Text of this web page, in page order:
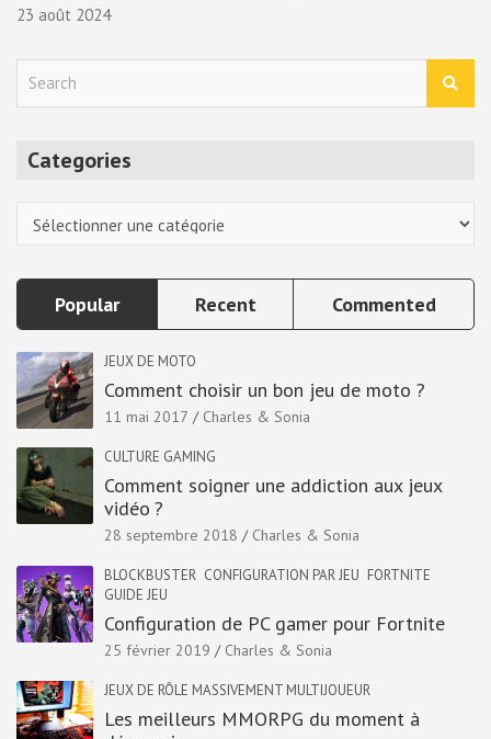
23 août 2024
Categories
Popular Recent Commented
JEUX DE MOTO
Comment choisir un bon jeu de moto ?
11 mai 2017 Charles & Sonia
CULTURE GAMING
Comment soigner une addiction aux jeux
vidéo ?
28 septembre 2018 Charles & Sonia
BLOCKBUSTER CONFIGURATION PAR JEU FORTNITE
GUIDE JEU
Configuration de PC gamer pour Fortnite
25 février 2019 Charles & Sonia
JEUX DE RÔLE MASSIVEMENT MULTIJOUEUR
Les meilleurs MMORPG du moment à